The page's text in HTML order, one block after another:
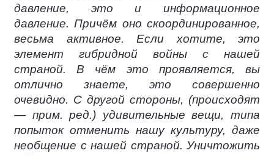
давление, это и информационное
давление. Причём оно скоординированное,
весьма активное. Если хотите, это
элемент гибридной войны с нашей
страной. В чём это проявляется, вы
отлично знаете, это совершенно
очевидно. С другой стороны, (происходят
— прим. ред.) удивительные вещи, типа
попыток отменить нашу культуру, даже
необщение с нашей страной. Уничтожить